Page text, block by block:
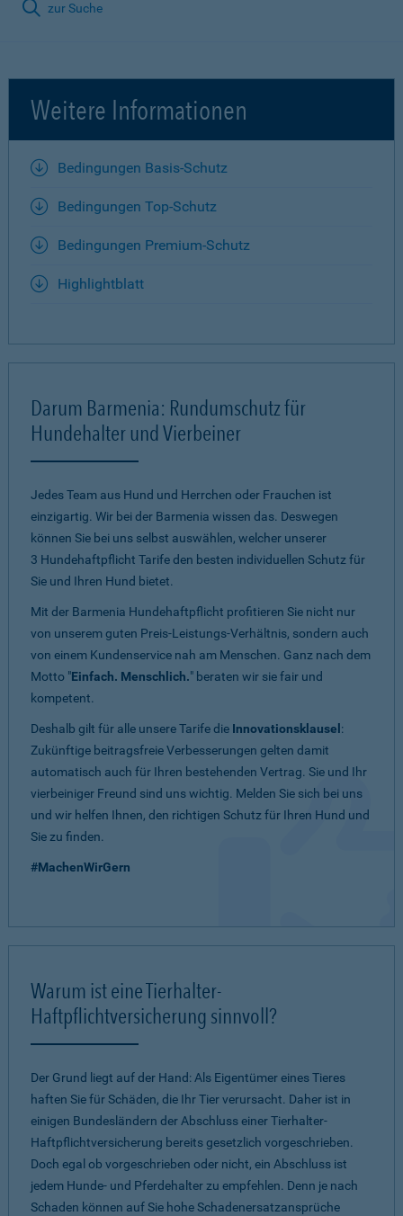
zur Suche
Weitere Informationen
Bedingungen Basis-Schutz
Bedingungen Top-Schutz
Bedingungen Premium-Schutz
Highlightblatt
Darum Barmenia: Rundumschutz für
Hundehalter und Vierbeiner
Jedes Team aus Hund und Herrchen oder Frauchen ist
einzigartig. Wir bei der Barmenia wissen das. Deswegen
können Sie bei uns selbst auswählen, welcher unserer
3 Hundehaftpflicht Tarife den besten individuellen Schutz für
Sie und Ihren Hund bietet.
Mit der Barmenia Hundehaftpflicht profitieren Sie nicht nur
von unserem guten Preis-Leistungs-Verhältnis, sondern auch
von einem Kundenservice nah am Menschen. Ganz nach dem
Motto "Einfach. Menschlich." beraten wir sie fair und
kompetent.
Deshalb gilt für alle unsere Tarife die Innovationsklausel :
Zukünftige beitragsfreie Verbesserungen gelten damit
automatisch auch für Ihren bestehenden Vertrag. Sie und Ihr
vierbeiniger Freund sind uns wichtig. Melden Sie sich bei uns
und wir helfen Ihnen, den richtigen Schutz für Ihren Hund und
Sie zu finden.
#MachenWirGern
Warum ist eine Tierhalter-
Haftpflichtversicherung sinnvoll?
Der Grund liegt auf der Hand: Als Eigentümer eines Tieres
haften Sie für Schäden, die Ihr Tier verursacht. Daher ist in
einigen Bundesländern der Abschluss einer Tierhalter-
Haftpflichtversicherung bereits gesetzlich vorgeschrieben.
Doch egal ob vorgeschrieben oder nicht, ein Abschluss ist
jedem Hunde- und Pferdehalter zu empfehlen. Denn je nach
Schaden können auf Sie hohe Schadenersatzansprüche